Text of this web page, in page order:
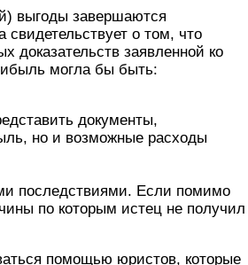
выгоды завершаются
о том, что
доказательств заявленной ко
могла бы быть:
документы,
но и возможные расходы
последствиями. Если помимо
по которым истец не получил
помощью юристов, которые